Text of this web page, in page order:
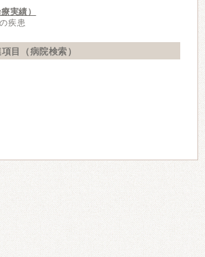
実績）
疾患
目（病院検索）